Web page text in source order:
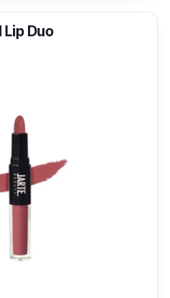
Lip Duo